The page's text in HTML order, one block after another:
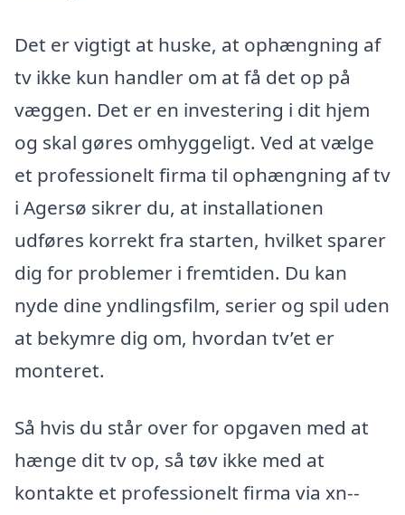
Det er vigtigt at huske, at ophængning af
tv ikke kun handler om at få det op på
væggen. Det er en investering i dit hjem
og skal gøres omhyggeligt. Ved at vælge
et professionelt firma til ophængning af tv
i Agersø sikrer du, at installationen
udføres korrekt fra starten, hvilket sparer
dig for problemer i fremtiden. Du kan
nyde dine yndlingsfilm, serier og spil uden
at bekymre dig om, hvordan tv’et er
monteret.
Så hvis du står over for opgaven med at
hænge dit tv op, så tøv ikke med at
kontakte et professionelt firma via xn--